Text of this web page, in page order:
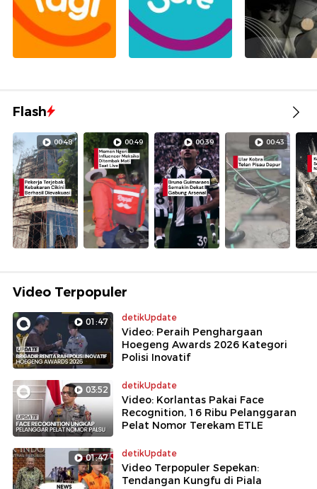
Flash
00:48 00:49 00:39 00:43
Video Terpopuler
01:47 detikUpdate
Video: Peraih Penghargaan
Hoegeng Awards 2026 Kategori
Polisi Inovatif
03:52 detikUpdate
Video: Korlantas Pakai Face
Recognition, 16 Ribu Pelanggaran
Pelat Nomor Terekam ETLE
01:47 detikUpdate
Video Terpopuler Sepekan:
Tendangan Kungfu di Piala